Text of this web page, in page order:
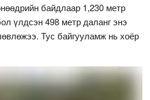
байдлаар 1,230 метр
үлдсэн 498 метр даланг энэ
Тус байгууламж нь хоёр